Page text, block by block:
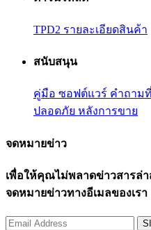
TPD2 รายละเอียดสินค้า
สนับสนุน
คู่มือ ซอฟต์แวร์ คำถาม
ปลอดภัย หลังการขาย
จดหมายข่าว
เพื่อให้คุณไม่พลาดข่าวสารล่
จดหมายข่าวทางอีเมลของเรา